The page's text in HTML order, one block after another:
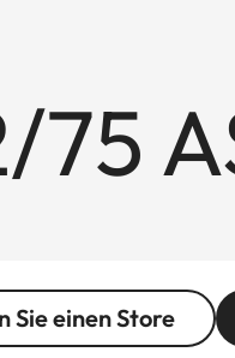
Sie einen Store